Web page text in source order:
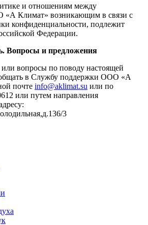
и отношениям между
«А Климат» возникающим в связи с
конфиденциальности, подлежит
Федерации.
Вопросы и предложения
вопросы по поводу настоящей
в Службу поддержки ООО «А
почте info@aklimat.su или по
или путем направления
3